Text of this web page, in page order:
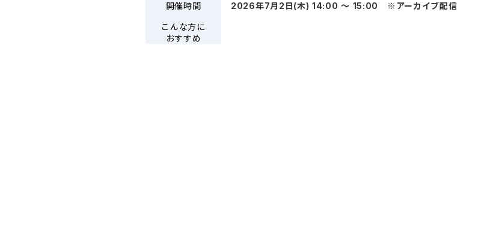
開催時間 2026年7月2日(木) 14:00 〜 15:00 ※アーカイブ配信
こんな方に
おすすめ